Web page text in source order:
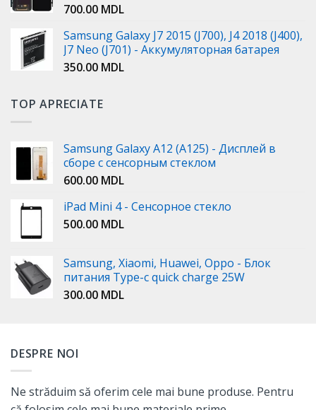
700.00 MDL
Samsung Galaxy J7 2015 (J700), J4 2018 (J400),
J7 Neo (J701) - Аккумуляторная батарея
350.00 MDL
TOP APRECIATE
Samsung Galaxy A12 (A125) - Дисплей в
сборе с сенсорным стеклом
600.00 MDL
iPad Mini 4 - Сенсорное стекло
500.00 MDL
Samsung, Xiaomi, Huawei, Oppo - Блок
питания Type-c quick charge 25W
300.00 MDL
DESPRE NOI
Ne străduim să oferim cele mai bune produse. Pentru